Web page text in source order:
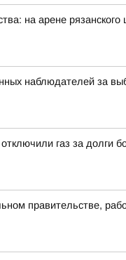
на арене
наблюдателей за
газ за долги
правительстве,